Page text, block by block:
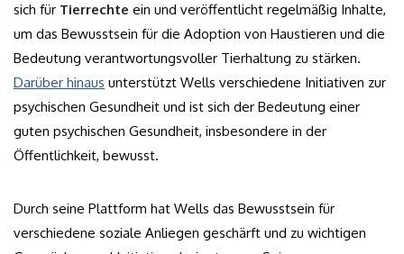
sich für Tierrechte ein und veröffentlicht regelmäßig Inhalte,
um das Bewusstsein für die Adoption von Haustieren und die
Bedeutung verantwortungsvoller Tierhaltung zu stärken.
Darüber hinaus unterstützt Wells verschiedene Initiativen zur
psychischen Gesundheit und ist sich der Bedeutung einer
guten psychischen Gesundheit, insbesondere in der
Öffentlichkeit, bewusst.
Durch seine Plattform hat Wells das Bewusstsein für
verschiedene soziale Anliegen geschärft und zu wichtigen